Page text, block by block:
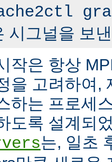
시그널을 보
작은 항상
을 고려하여,
하는 프로세
도록 설계되
는, 일초